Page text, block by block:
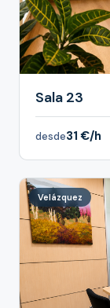
Sala 23
desde31 €/h
Velázquez